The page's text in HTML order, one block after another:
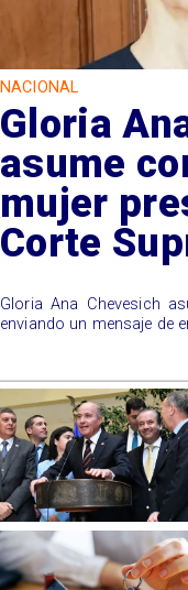
NACIONAL
Gloria
asume
mujer
Corte
Gloria Ana Chevesich
enviando un mensaje de